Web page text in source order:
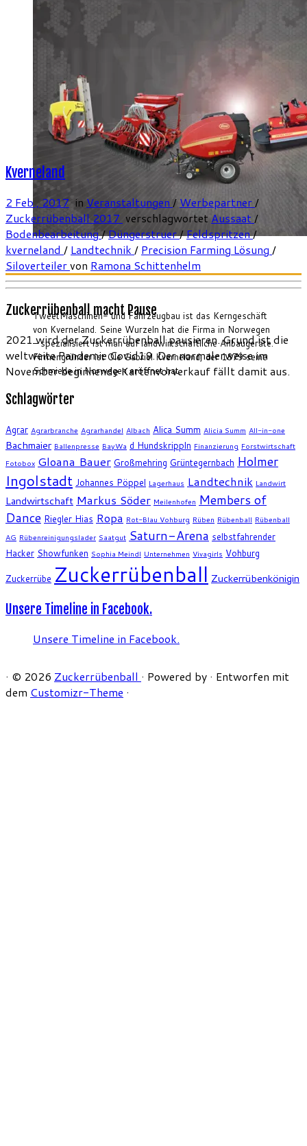
TweetMaschinen- und Fahrzeugbau ist das Kerngeschäft
von Kverneland. Seine Wurzeln hat die Firma in Norwegen
– spezialisiert ist man auf landwirtschaftliche Anbaugeräte.
Firmengründer ist Ole Gabriel Kverneland, der 1879 seine
Schmiede in Norwegen eröffnet hat.
Kverneland
2 Feb., 2017in Veranstaltungen/ Werbepartner/
Zuckerrübenball 2017 verschlagwortetAussaat /
Bodenbearbeitung/Düngerstruer/Feldspritzen/
kverneland / Landtechnik / Precision Farming Lösung /
Siloverteilervon Ramona Schittenhelm
Zuckerrübenball macht Pause
2021 wird der Zuckerrübenball pausieren. Grund ist die
weltweite Pandemie Covid19. Der normalerweise im
November beginnende Kartenvorverkauf fällt damit aus.
Schlagwörter
Agrar Agrarbranche Agrarhandel Albach Alica Summ Alicia Summ All-in-one
Bachmaier Ballenpresse BayWa d Hundskrippln Finanzierung Forstwirtschaft
Fotobox Gloana Bauer Großmehring Grüntegernbach Holmer
Ingolstadt Johannes Pöppel Lagerhaus Landtechnik Landwirt
Landwirtschaft Markus Söder Meilenhofen Members of
Dance Riegler Hias Ropa Rot-Blau Vohburg Rüben Rübenball Rübenball
AG Rübenreinigungslader Saatgut Saturn-Arena selbstfahrender
Hacker Showfunken Sophia Meindl Unternehmen Vivagirls Vohburg
Zuckerrübe Zuckerrübenball Zuckerrübenkönigin
Unsere Timeline in Facebook.
Unsere Timeline in Facebook.
· © 2026 Zuckerrübenball · Powered by · Entworfen mit
dem Customizr-Theme ·